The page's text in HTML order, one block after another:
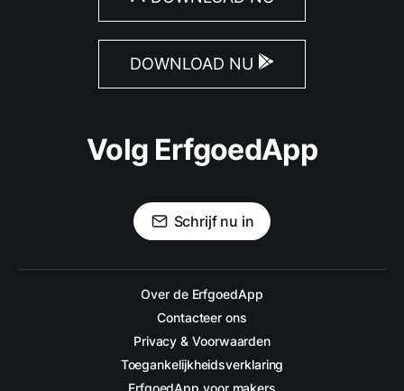
DOWNLOAD NU
Volg ErfgoedApp
Schrijf nu in
Over de ErfgoedApp
Contacteer ons
Privacy & Voorwaarden
Toegankelijkheidsverklaring
ErfgoedApp voor makers